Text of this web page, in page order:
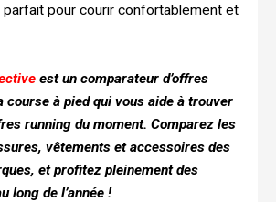
pour courir confortablement et
est un comparateur d’offres
course à pied qui vous aide à trouver
running du moment. Comparez les
vêtements et accessoires des
et profitez pleinement des
long de l’année !